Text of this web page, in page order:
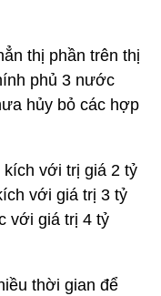
thị phần trên thị
phủ 3 nước
hủy bỏ các hợp
với trị giá 2 tỷ
với giá trị 3 tỷ
với giá trị 4 tỷ
thời gian để